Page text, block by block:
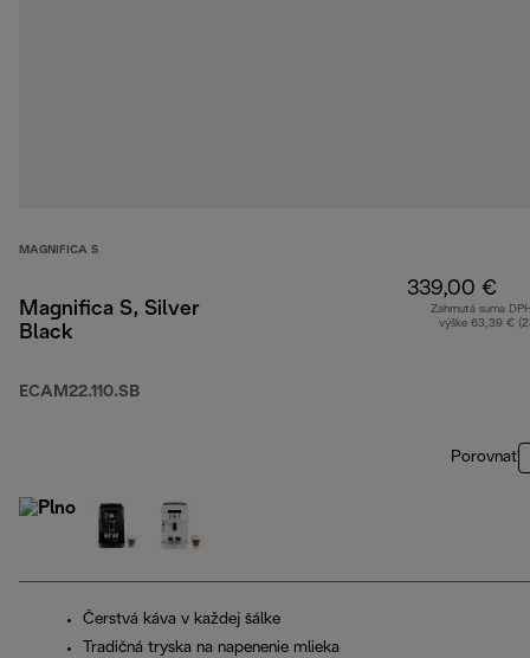
MAGNIFICA S
Magnifica S, Silver
Black
ECAM22.110.SB
339,00 €
Zahrnutá suma
výške 63,39 €
Porovnať
Čerstvá káva v každej šálke
Tradičná tryska na napenenie mlieka